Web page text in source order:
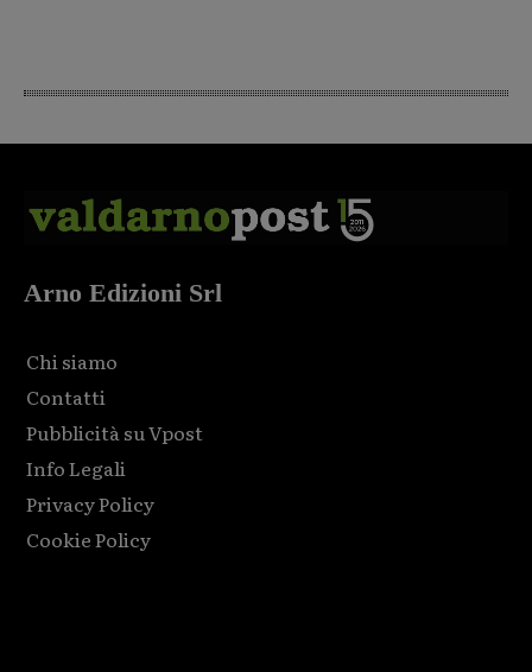
Arno Edizioni Srl
Chi siamo
Contatti
Pubblicità su Vpost
Info Legali
Privacy Policy
Cookie Policy